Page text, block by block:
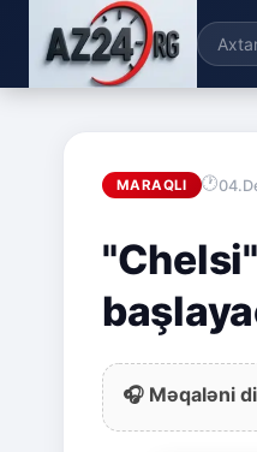
MARAQLI
🎧 Məqaləni